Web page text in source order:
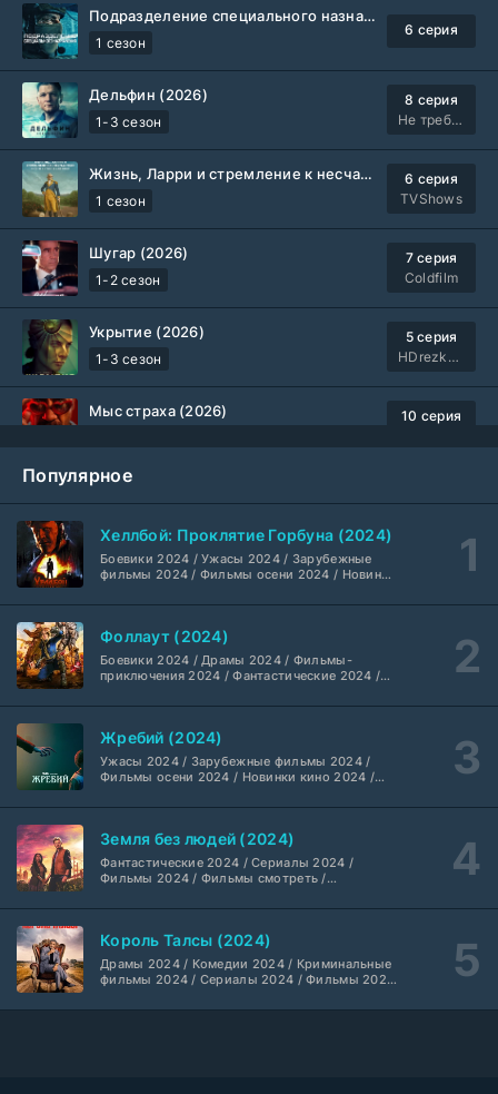
Подразделение специального назначения (2026)
1 сезон
6 серия
Дельфин (2026)
1-3 сезон
8 серия
Не требуется
Жизнь, Ларри и стремление к несчастью: Почти история Америки (2026)
1 сезон
6 серия
TVShows
Шугар (2026)
1-2 сезон
7 серия
Coldfilm
Укрытие (2026)
1-3 сезон
5 серия
HDrezka Studio
Мыс страха (2026)
10 серия
Вторая мировая война с Томом Хэнксом (2026)
Анна медиум (2021-2026)
1-5 сезон
2 серия
Не требуется
Преступление с низким IQ (2026)
1 сезон
DubLik.TV
Страна боев (2026)
1 сезон
1 серия
Рыцарь Семи Королевств (2026)
1 сезон
Syncmer
Чудо-человек (2026)
1 сезон
8 серия
Популярное
Хеллбой: Проклятие Горбуна (2024)
Боевики 2024 / Ужасы 2024 / Зарубежные
фильмы 2024 / Фильмы осени 2024 / Новинки
2024 / Американские фильмы / Фильмы
высоким рейтингом / Интересные фильмы /
Крутые фильмы / Популярные фильмы
Фоллаут (2024)
Боевики 2024 / Драмы 2024 / Фильмы-
приключения 2024 / Фантастические 2024 /
смотреть / Сериалы в 4K UHD / Американские
Жребий (2024)
Ужасы 2024 / Зарубежные фильмы 2024 /
Фильмы осени 2024 / Новинки кино 2024 /
Американские фильмы / Фильмы смотреть /
фильмы / Крутые фильмы / Популярные
фильмы
Земля без людей (2024)
Фантастические 2024 / Сериалы 2024 /
Фильмы 2024 / Фильмы смотреть /
Король Талсы (2024)
Драмы 2024 / Комедии 2024 / Криминальные
фильмы 2024 / Сериалы 2024 / Фильмы 2024